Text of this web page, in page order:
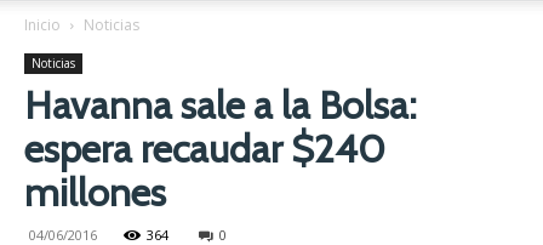
Inicio Noticias
Noticias
Havanna sale a la Bolsa:
espera recaudar $240
millones
04/06/2016 364 0